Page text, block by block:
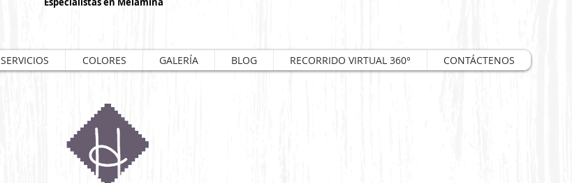
SERVICIOS COLORES GALERÍA BLOG RECORRIDO VIRTUAL 360° CONTÁCTENOS